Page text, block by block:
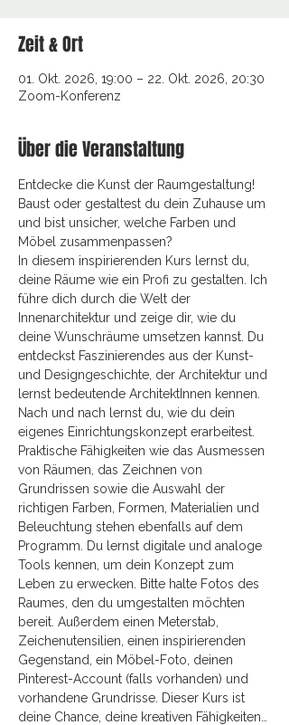
Zeit & Ort
01. Okt. 2026, 19:00 – 22. Okt. 2026, 20:30
Zoom-Konferenz
Über die Veranstaltung
Entdecke die Kunst der Raumgestaltung!
Baust oder gestaltest du dein Zuhause um
und bist unsicher, welche Farben und
Möbel zusammenpassen?
In diesem inspirierenden Kurs lernst du,
deine Räume wie ein Profi zu gestalten. Ich
führe dich durch die Welt der
Innenarchitektur und zeige dir, wie du
deine Wunschräume umsetzen kannst. Du
entdeckst Faszinierendes aus der Kunst-
und Designgeschichte, der Architektur und
lernst bedeutende ArchitektInnen kennen.
Nach und nach lernst du, wie du dein
eigenes Einrichtungskonzept erarbeitest.
Praktische Fähigkeiten wie das Ausmessen
von Räumen, das Zeichnen von
Grundrissen sowie die Auswahl der
richtigen Farben, Formen, Materialien und
Beleuchtung stehen ebenfalls auf dem
Programm. Du lernst digitale und analoge
Tools kennen, um dein Konzept zum
Leben zu erwecken. Bitte halte Fotos des
Raumes, den du umgestalten möchten
bereit. Außerdem einen Meterstab,
Zeichenutensilien, einen inspirierenden
Gegenstand, ein Möbel-Foto, deinen
Pinterest-Account (falls vorhanden) und
vorhandene Grundrisse. Dieser Kurs ist
deine Chance, deine kreativen Fähigkeiten…